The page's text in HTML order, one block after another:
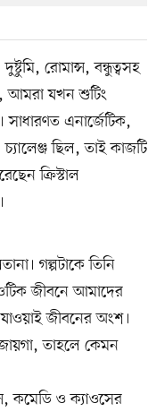
রোমান্স, বন্ধুত্বসহ
আমরা যখন শুটিং
এনার্জেটিক,
ছিল, তাই কাজটি
ক্রিস্টাল
গল্পটাকে তিনি
জীবনে আমাদের
জীবনের অংশ।
তাহলে কেমন
কমেডি ও ক্যাওসের